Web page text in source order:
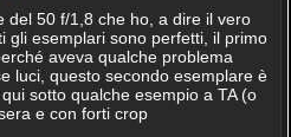
del 50 f/1,8 che ho, a dire il vero
gli esemplari sono perfetti, il primo
aveva qualche problema
luci, questo secondo esemplare è
sotto qualche esempio a TA (o
e con forti crop